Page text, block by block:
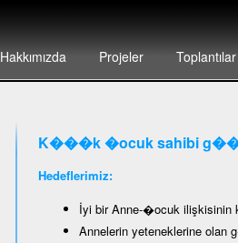
Hakkımızda Projeler Toplantılar
K���k �ocuk sahibi
Hedeflerimiz:
İyi bir Anne-�ocuk ilişkisinin
Annelerin yeteneklerine